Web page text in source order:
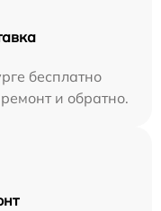
бесплатно
и обратно.